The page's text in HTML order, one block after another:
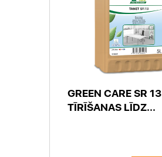
GREEN CARE SR 13
TĪRĪŠANAS LĪDZ...